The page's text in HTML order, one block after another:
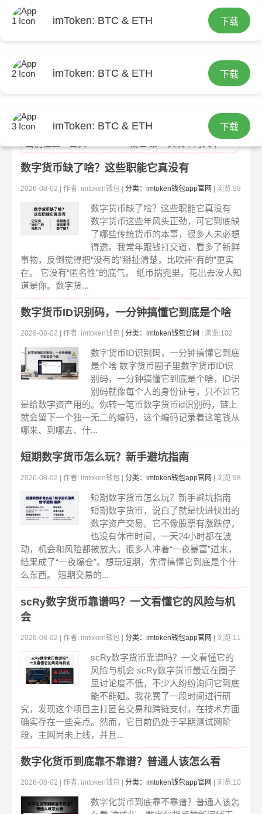
imToken: BTC & ETH 下载
imToken: BTC & ETH 下载
imToken: BTC & ETH 下载
数字货币缺了啥？这些职能它真没有
2026-08-02 | 作者: imtoken钱包 | 分类：imtoken钱包app官网 | 浏览:98
数字货币缺了啥？这些职能它真没有
数字货币这些年风头正劲，可它到底缺
了哪些传统货币的本事，很多人未必想
得透。我常年跟钱打交道，看多了新鲜
事物，反倒觉得把“没有的”掰扯清楚，比吹捧“有的”更实
在。 它没有“匿名性”的底气。 纸币揣兜里，花出去没人知
道是你。数字货...
数字货币ID识别码，一分钟搞懂它到底是个啥
2026-08-02 | 作者: imtoken钱包 | 分类：imtoken钱包官网 | 浏览:102
数字货币ID识别码，一分钟搞懂它到底
是个啥 数字货币圈子里数字货币ID识
别码，一分钟搞懂它到底是个啥，ID识
别码就像每个人的身份证号，只不过它
是给数字资产用的。你转一笔币数字货币id识别码，链上
就会留下一个独一无二的编码，这个编码记录着这笔钱从
哪来、到哪去、什...
短期数字货币怎么玩？新手避坑指南
2026-08-02 | 作者: imtoken钱包 | 分类：imtoken钱包app官网 | 浏览:98
短期数字货币怎么玩？新手避坑指南
短期数字货币，说白了就是快进快出的
数字资产交易。它不像股票有涨跌停，
也没有休市时间，一天24小时都在波
动，机会和风险都被放大。很多人冲着“一夜暴富”进来，
结果成了“一夜爆仓”。想玩短期，先得搞懂它到底是个什
么东西。 短期交易的...
scRy数字货币靠谱吗？一文看懂它的风险与机
会
2026-08-02 | 作者: imtoken钱包 | 分类：imtoken钱包app官网 | 浏览:11
scRy数字货币靠谱吗？一文看懂它的
风险与机会 scRy数字货币最近在圈子
里讨论度不低，不少人纷纷询问它到底
能不能碰。我花费了一段时间进行研
究，发现这个项目主打匿名交易和跨链支付，在技术方面
确实存在一些亮点。然而，它目前仍处于早期测试网阶
段，主网尚未上线，并且...
数字化货币到底靠不靠谱？普通人该怎么看
2026-08-02 | 作者: imtoken钱包 | 分类：imtoken钱包app官网 | 浏览:10
数字化货币到底靠不靠谱？普通人该怎